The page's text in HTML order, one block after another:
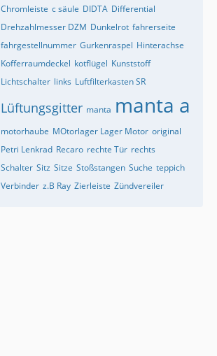
Chromleiste c säule DIDTA Differential
Drehzahlmesser DZM Dunkelrot fahrerseite
fahrgestellnummer Gurkenraspel Hinterachse
Kofferraumdeckel kotflügel Kunststoff
Lichtschalter links Luftfilterkasten SR
Lüftungsgitter manta manta a
motorhaube MOtorlager Lager Motor original
Petri Lenkrad Recaro rechte Tür rechts
Schalter Sitz Sitze Stoßstangen Suche teppich
Verbinder z.B Ray Zierleiste Zündvereiler